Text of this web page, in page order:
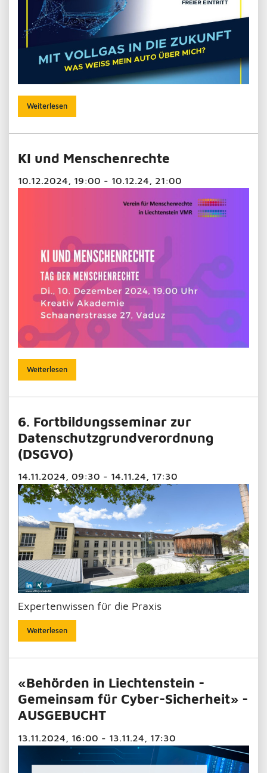
Weiterlesen
KI und Menschenrechte
10.12.2024, 19:00 - 10.12.24, 21:00
Weiterlesen
6. Fortbildungsseminar zur
Datenschutzgrundverordnung
(DSGVO)
14.11.2024, 09:30 - 14.11.24, 17:30
Expertenwissen für die Praxis
Weiterlesen
«Behörden in Liechtenstein -
Gemeinsam für Cyber-Sicherheit» -
AUSGEBUCHT
13.11.2024, 16:00 - 13.11.24, 17:30